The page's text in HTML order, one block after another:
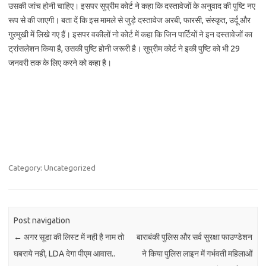
उसकी जांच होनी चाहिए। इसपर सुप्रीम कोर्ट ने कहा कि दस्तावेजों के अनुवाद की पुष्टि नए
रूप से की जाएगी। बता दें कि इस मामले से जुड़े दस्तावेज अरबी, फारसी, संस्कृत, उर्दू और
गुरमुखी में लिखे गए हैं। इसपर वकीलों नो कोर्ट में कहा कि जिन पार्टियों ने इन दस्तावेजों का
ट्रांसलेशन किया है, उसकी पुष्टि होनी जरूरी है। सुप्रीम कोर्ट ने इकी पुष्टि को भी 29
जनवरी तक के लिए करने को कहा है।
Category: Uncategorized
Post navigation
← अगर सूडा की लिस्ट में नही है नाम तो
घबराये नही, LDA देगा पीएम आवास..
बाराबंकी पुलिस और सर्व सुरक्षा फाउण्डेशन
ने किया पुलिस लाइन में गर्भवती महिलाओं